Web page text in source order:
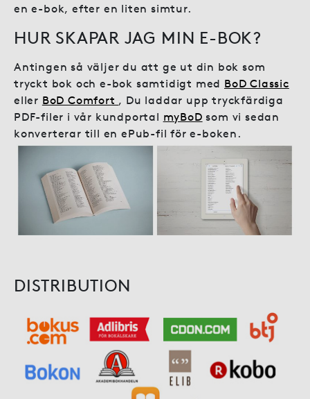
en e-bok, efter en liten simtur.
HUR SKAPAR JAG MIN E-BOK?
Antingen så väljer du att ge ut din bok som
tryckt bok och e-bok samtidigt med BoD Classic
eller BoD Comfort , Du laddar upp tryckfärdiga
PDF-filer i vår kundportal myBoD som vi sedan
konverterar till en ePub-fil för e-boken.
DISTRIBUTION